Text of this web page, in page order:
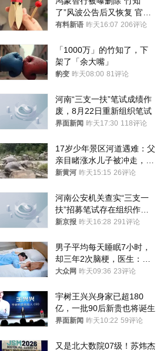
了”风波公告后又恢复 官媒
曾力挺：劝华为要大度的，
有料新语 昨天16:07 206评论
「1000万」的竹知了，下
架了「余大嘴」
豹变 昨天08:00 81评论
河南“三支一扶”笔试成绩作
废，8月22日重新组织笔试
界面新闻 昨天17:30 118评论
17岁少年景区河道遇难：父
亲目睹涨水儿子被冲走，当
地排除上游泄洪，家属盼厘
新黄河 昨天15:15 26评论
河南公安机关查实“三支一
扶”招募笔试存在组织作弊
犯罪行为
新京报 昨天16:28 291评论
男子平均每天睡眠7小时，
却三年2次脑梗，医生：这
样睡觉更伤身
大众网 昨天09:36 23评论
宇树王兴兴身家已超180
亿，一批90后新贵也将诞生
界面新闻 昨天10:22 59评论
又是北大数院07级！苏炜杰